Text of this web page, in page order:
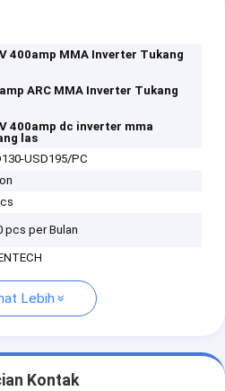
400amp MMA Inverter Tukang
ARC MMA Inverter Tukang
400amp dc inverter mma
las
USD195/PC
pcs per Bulan
Lebih
Kontak